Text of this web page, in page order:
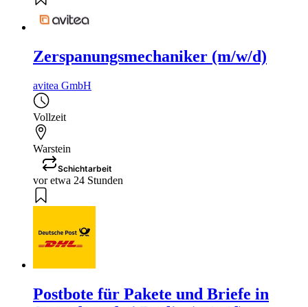
Zerspanungsmechaniker (m/w/d)
avitea GmbH
Vollzeit
Warstein
Schichtarbeit
vor etwa 24 Stunden
Postbote für Pakete und Briefe in